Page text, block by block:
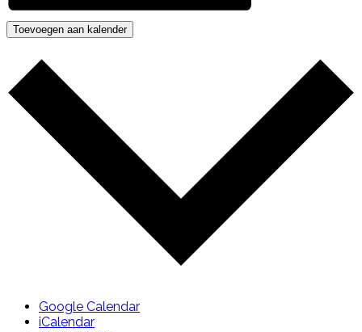
Toevoegen aan kalender
Google Calendar
iCalendar